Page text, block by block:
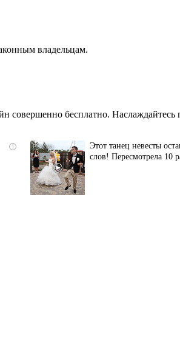
владельцам.
совершенно бесплатно.
i
Этот танец невесты
слов! Пересмотрела 10